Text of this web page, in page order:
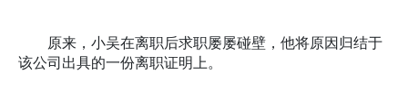
原来，小吴在离职后求职屡屡碰壁，他将原因归结于
该公司出具的一份离职证明上。